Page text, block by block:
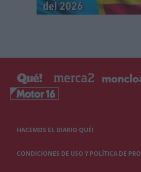
HACEMOS EL DIARIO QUÉ!
CONDICIONES DE USO Y POLÍTICA DE